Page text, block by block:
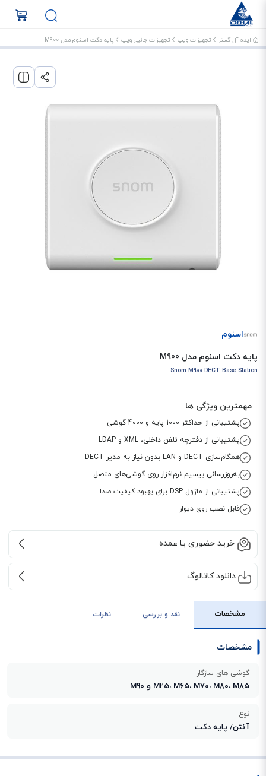
ایده آل گستر تجهیزات ویپ تجهیزات جانبی ویپ پایه دکت اسنوم مدل M900
اسنوم
پایه دکت اسنوم مدل M900
Snom M900 DECT Base Station
مهمترین ویژگی ها
پشتیبانی از حداکثر 1000 پایه و 4000 گوشی
پشتیبانی از دفترچه تلفن داخلی، XML و LDAP
همگام‌سازی DECT و LAN بدون نیاز به مدیر DECT
به‌روزرسانی بیسیم نرم‌افزار روی گوشی‌های متصل
پشتیبانی از ماژول DSP برای بهبود کیفیت صدا
قابل نصب روی دیوار
خرید حضوری یا عمده
دانلود کاتالوگ
مشخصات نقد و بررسی نظرات
مشخصات
گوشی های سازگار
M25، M65، M70، M80، M85 و M90
نوع
آنتن/ پایه دکت